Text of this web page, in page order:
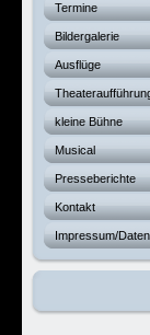
Termine
Bildergalerie
Ausflüge
kleine Bühne
Musical
Presseberichte
Kontakt
Impressum/